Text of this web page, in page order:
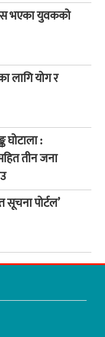
भएका युवकको
लागि योग र
घोटाला :
तीन जना
सूचना पोर्टल’